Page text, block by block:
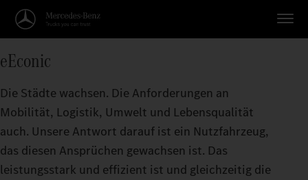
eEconic
Die Städte wachsen. Die Anforderungen an
Mobilität, Logistik, Umwelt und Lebensqualität
auch. Unsere Antwort darauf ist ein Nutzfahrzeug,
das diesen Ansprüchen gewachsen ist. Das
leistungsstark und effizient ist und gleichzeitig die